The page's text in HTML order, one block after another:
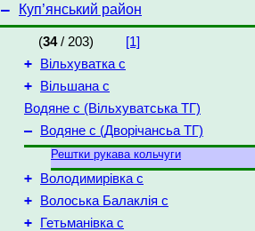
– Куп’янський район
(34/ 203) [1]
+ Вільхуватка с
+
Вільшана с
Водяне с (Вільхуватська ТГ)
– Водяне с (Дворічансьа ТГ)
Рештки рукава кольчуги
+ Володимирівка с
+ Волоська Балаклія с
+ Гетьманівка с